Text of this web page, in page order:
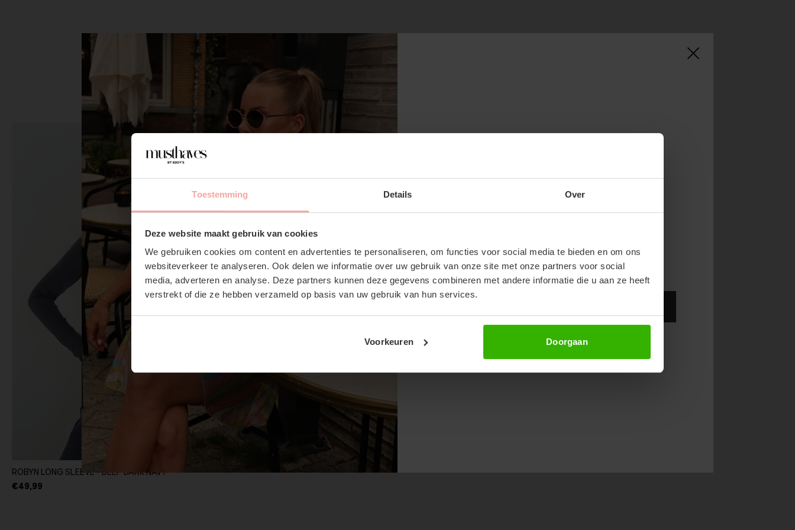
Toestemming Details Over
Deze website maakt gebruik van cookies
We gebruiken cookies om content en advertenties te personaliseren, om functies voor social media te bieden en om ons
websiteverkeer te analyseren. Ook delen we informatie over uw gebruik van onze site met onze partners voor social
media, adverteren en analyse. Deze partners kunnen deze gegevens combineren met andere informatie die u aan ze heeft
verstrekt of die ze hebben verzameld op basis van uw gebruik van hun services.
Voorkeuren Doorgaan
SUBSCRIBE NOW & GET 10%
ROBYN LONG SLEEVE - DEEP DARK NAVY
€49,99